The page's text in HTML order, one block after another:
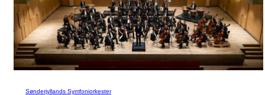
Sønderjyllands Symfoniorkester